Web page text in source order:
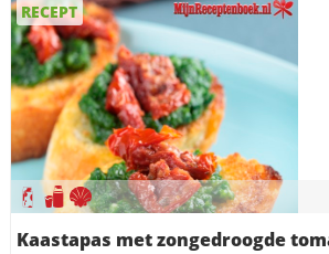
RECEPT
Kaastapas met zongedroogde